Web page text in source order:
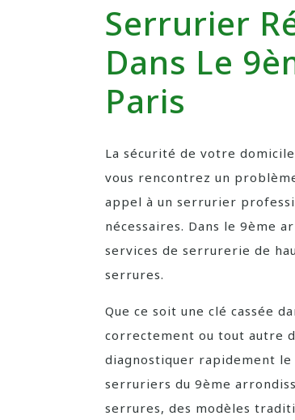
Serrurier
Dans Le
Paris
La sécurité de votre
vous rencontrez un
appel à un serrurier
nécessaires. Dans le 9ème
services de serrurerie de
serrures.
Que ce soit une clé cassée
correctement ou tout autre
diagnostiquer rapidement
serruriers du 9ème
serrures, des modèles